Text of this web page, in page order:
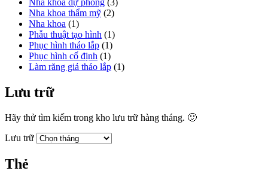
Nha khoa dự phòng (3)
Nha khoa thẩm mỹ (2)
Nha khoa (1)
Phẫu thuật tạo hình (1)
Phục hình tháo lắp (1)
Phục hình cố định (1)
Làm răng giả tháo lắp (1)
Lưu trữ
Hãy thử tìm kiếm trong kho lưu trữ hàng tháng. 🙂
Lưu trữ
Thẻ